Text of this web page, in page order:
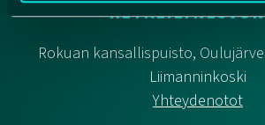
Rokuan kansallispuisto,
Liimanninkoski
Yhteydenotot